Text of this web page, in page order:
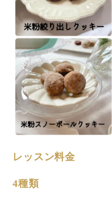
レッスン料金
4種類